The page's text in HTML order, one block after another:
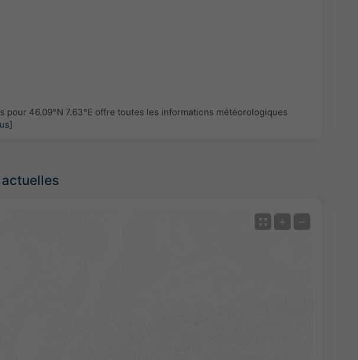
pour 46.09°N 7.63°E offre toutes les informations météorologiques
+ −